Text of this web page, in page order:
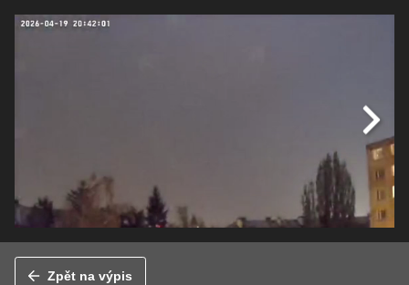
Zpět na výpis